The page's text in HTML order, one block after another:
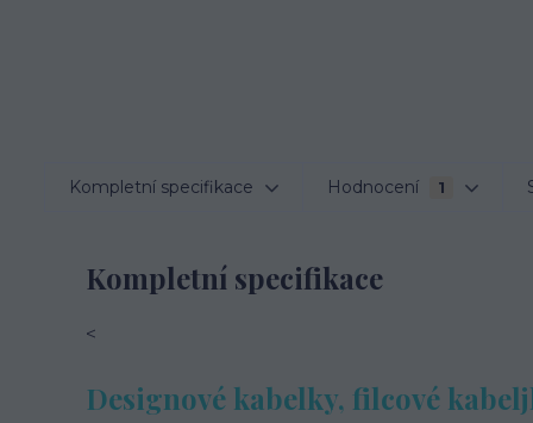
Kompletní specifikace Hodnocení 1
Kompletní specifikace
<
Designové kabelky, filcové